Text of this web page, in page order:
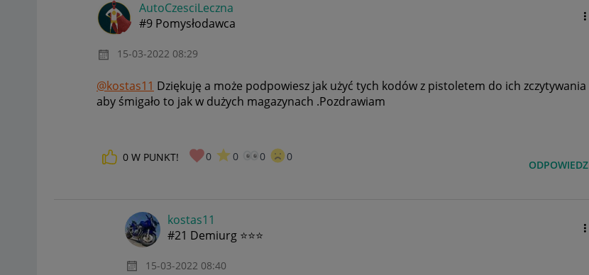
AutoCzesciLeczna
#9 Pomysłodawca
‎15-03-2022 08:29
@kostas11 Dziękuję a może podpowiesz jak użyć tych kodów z pistoletem do ich zczytywania
aby śmigało to jak w dużych magazynach .Pozdrawiam
0 W PUNKT! 0 0 0 0
ODPOWIEDZ
kostas11
#21 Demiurg ⭐⭐⭐
‎15-03-2022 08:40